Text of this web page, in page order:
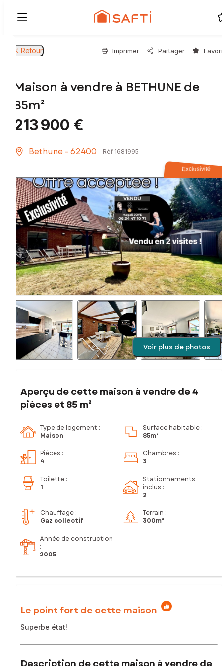
Retour Imprimer Partager
Maison à vendre à BETHUNE de
85m²
213 900 €
Bethune - 62400 Réf 1681995
Exclusivité
Voir plus de photos
Aperçu de cette maison à vendre de 4
pièces et 85 m²
Type de logement :
Maison
Surface habitable :
85m²
Pièces :
4
Chambres :
3
Toilette :
1
Stationnements
inclus :
2
Chauffage :
Gaz collectif
Terrain :
300m²
Année de construction
:
2005
Le point fort de cette maison
Superbe état!